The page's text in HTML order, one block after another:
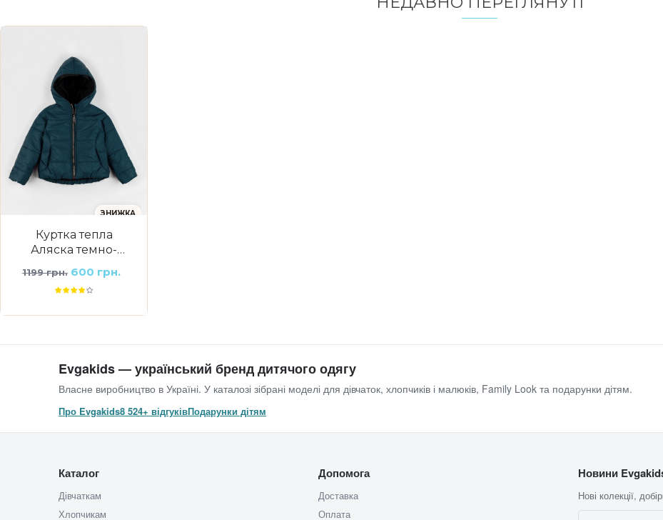
ЗНИЖКА
Куртка тепла
Аляска темно-
1199 грн. 600 грн.
Evgakids — український бренд дитячого одягу
Власне виробництво в Україні. У каталозі зібрані моделі для дівчаток, хлопчиків і малюків, Family Look та подарунки дітям.
Про Evgakids8 524+ відгуківПодарунки дітям
Каталог
Дівчаткам
Хлопчикам
Допомога
Доставка
Оплата
Новини
Нові колекції,